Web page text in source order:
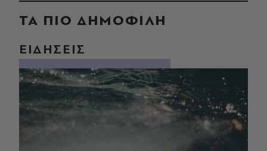
ΤΑ ΠΙΟ ΔΗΜΟΦΙΛΗ
ΕΙΔΗΣΕΙΣ